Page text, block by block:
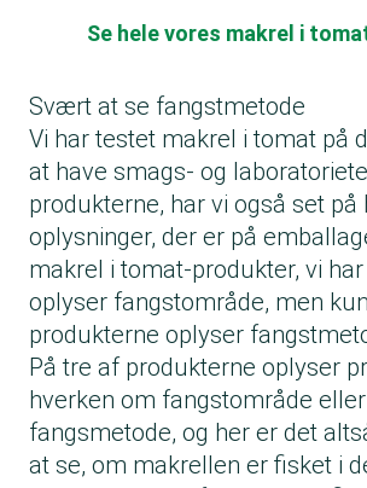
Se hele vores makrel i
Svært at se fangstmetode
Vi har testet makrel i tomat på
at have smags- og
produkterne, har vi også set på
oplysninger, der er på
makrel i tomat-produkter, vi
oplyser fangstområde, men
produkterne oplyser
På tre af produkterne oplyser
hverken om fangstområde eller
fangsmetode, og her er det
at se, om makrellen er fisket i